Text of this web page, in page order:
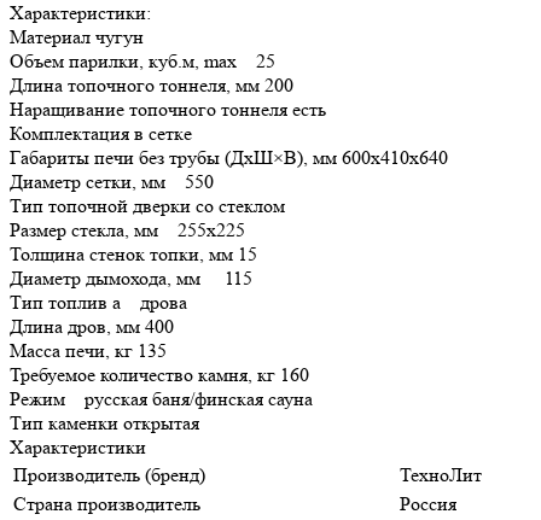
Характеристики:
Материал чугун
Объем парилки, куб.м, max 25
Длина топочного тоннеля, мм 200
Наращивание топочного тоннеля есть
Комплектация в сетке
Габариты печи без трубы (ДхШ×В), мм 600x410x640
Диаметр сетки, мм 550
Тип топочной дверки со стеклом
Размер стекла, мм 255х225
Толщина стенок топки, мм 15
Диаметр дымохода, мм 115
Тип топлив а дрова
Длина дров, мм 400
Масса печи, кг 135
Требуемое количество камня, кг 160
Режим русская баня/финская сауна
Тип каменки открытая
Характеристики
Производитель (бренд)
ТехноЛит
Страна производитель
Россия